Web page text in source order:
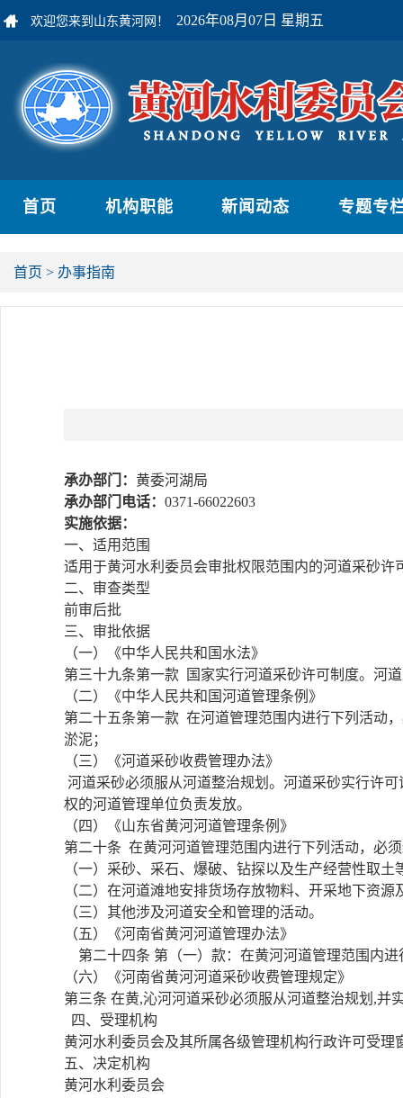
欢迎您来到山东黄河网！ 2026年08月07日 星期五
首页 机构职能 新闻动态 专题专
首页 > 办事指南
承办部门： 黄委河湖局
承办部门电话： 0371-66022603
实施依据：
一、适用范围
适用于黄河水利委员会审批权限范围内的河道采砂许
二、审查类型
前审后批
三、审批依据
（一）《中华人民共和国水法》
第三十九条第一款 国家实行河道采砂许可制度。河
（二）《中华人民共和国河道管理条例》
第二十五条第一款 在河道管理范围内进行下列活动
淤泥；
（三）《河道采砂收费管理办法》
河道采砂必须服从河道整治规划。河道采砂实行许
权的河道管理单位负责发放。
（四）《山东省黄河河道管理条例》
第二十条 在黄河河道管理范围内进行下列活动，必
（一）采砂、采石、爆破、钻探以及生产经营性取土
（二）在河道滩地安排货场存放物料、开采地下资源
（三）其他涉及河道安全和管理的活动。
（五）《河南省黄河河道管理办法》
第二十四条 第（一）款：在黄河河道管理范围内
（六）《河南省黄河河道采砂收费管理规定》
第三条 在黄,沁河河道采砂必须服从河道整治规划,并
四、受理机构
黄河水利委员会及其所属各级管理机构行政许可受理
五、决定机构
黄河水利委员会